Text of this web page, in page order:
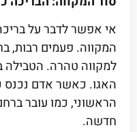
אי אפשר לדבר על
המקווה. פעמים רבות,
למקווה טהרה. הטבילה
האגו. כאשר אדם נכנס
הראשוני, כמו עובר
חדשה.